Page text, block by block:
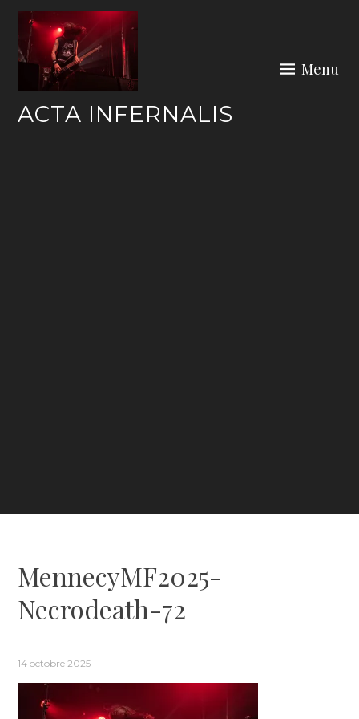
Skip
content
ACTA INFERNALIS
Menu
MennecyMF2025-
Necrodeath-72
14 octobre 2025